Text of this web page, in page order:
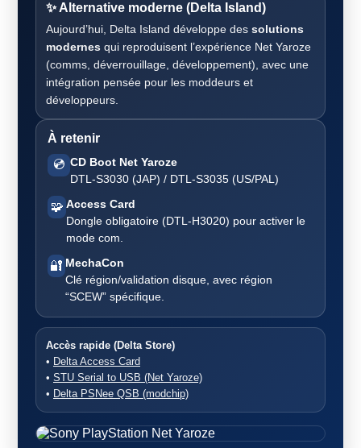
✨ Alternative moderne (Delta Island)
Aujourd’hui, Delta Island développe des solutions
modernes qui reproduisent l’expérience Net Yaroze
(comms, déverrouillage, développement), avec une
intégration pensée pour les moddeurs et
développeurs.
À retenir
💿 CD Boot Net Yaroze
DTL-S3030 (JAP) / DTL-S3035 (US/PAL)
🧩 Access Card
Dongle obligatoire (DTL-H3020) pour activer le
mode com.
🔐 MechaCon
Clé région/validation disque, avec région
“SCEW” spécifique.
Accès rapide (Delta Store)
• Delta Access Card
• STU Serial to USB (Net Yaroze)
• Delta PSNee QSB (modchip)